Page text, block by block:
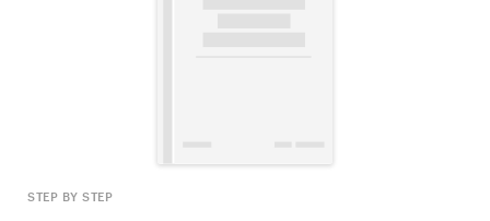
STEP BY STEP